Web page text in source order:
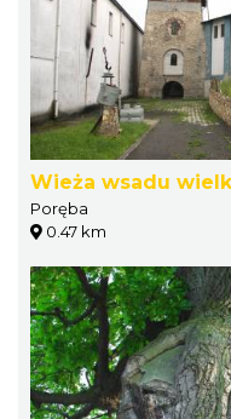
Wieża wsadu
Poręba
0.47 km